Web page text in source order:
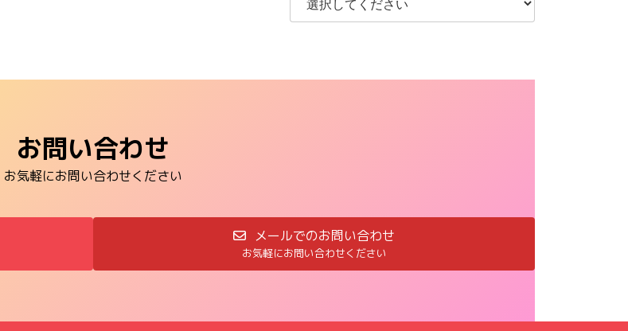
お問い合わせ
お気軽にお問い合わせください
メールでのお問い合わせ
お気軽にお問い合わせください